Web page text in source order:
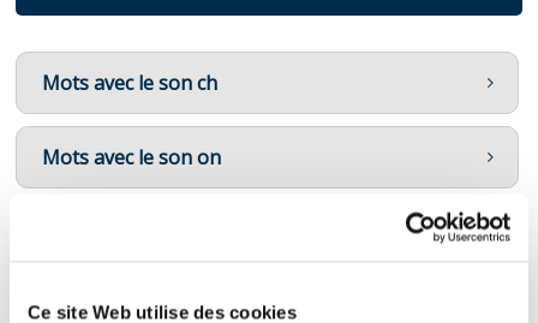
Ce site Web utilise des cookies
Mots avec le son ch
Mots avec le son on
se terminant en oir,oire et eur